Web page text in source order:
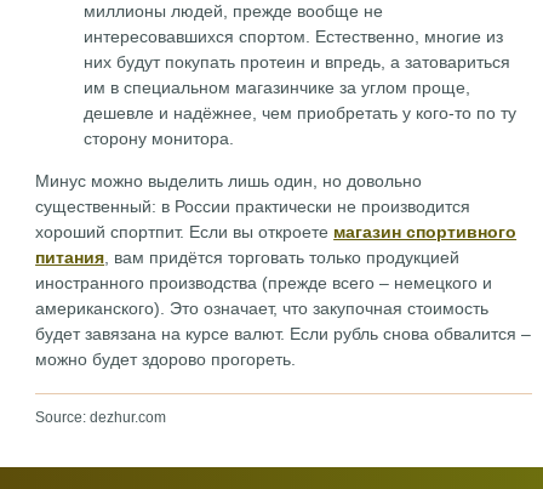
миллионы людей, прежде вообще не
интересовавшихся спортом. Естественно, многие из
них будут покупать протеин и впредь, а затовариться
им в специальном магазинчике за углом проще,
дешевле и надёжнее, чем приобретать у кого-то по ту
сторону монитора.
Минус можно выделить лишь один, но довольно
существенный: в России практически не производится
хороший спортпит. Если вы откроете магазин спортивного
питания , вам придётся торговать только продукцией
иностранного производства (прежде всего – немецкого и
американского). Это означает, что закупочная стоимость
будет завязана на курсе валют. Если рубль снова обвалится –
можно будет здорово прогореть.
Source: dezhur.com